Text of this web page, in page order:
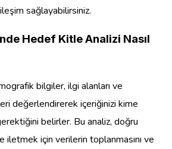
sağlayabilirsiniz.
Hedef Kitle Analizi Nasıl
bilgiler, ilgi alanları ve
değerlendirerek içeriğinizi kime
belirler. Bu analiz, doğru
iletmek için verilerin toplanmasını ve